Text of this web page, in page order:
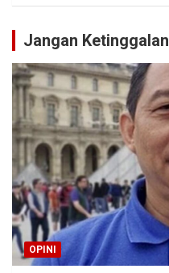
Jangan Ketinggalan
OPINI